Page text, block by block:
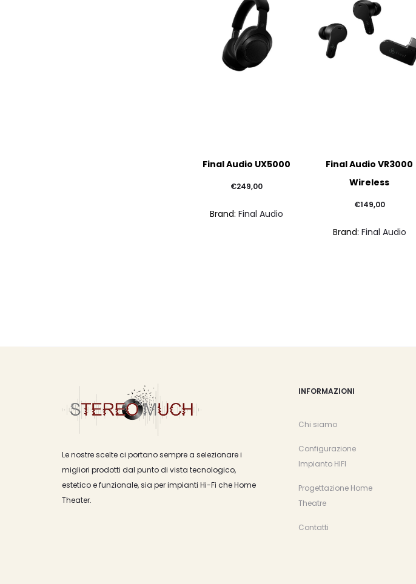
Final Audio UX5000
€249,00
Brand: Final Audio
Final Audio VR3000
Wireless
€149,00
Brand: Final Audio
Le nostre scelte ci portano sempre a selezionare i
migliori prodotti dal punto di vista tecnologico,
estetico e funzionale, sia per impianti Hi-Fi che Home
Theater.
INFORMAZIONI
Chi siamo
Configurazione
Impianto HIFI
Progettazione Home
Theatre
Contatti